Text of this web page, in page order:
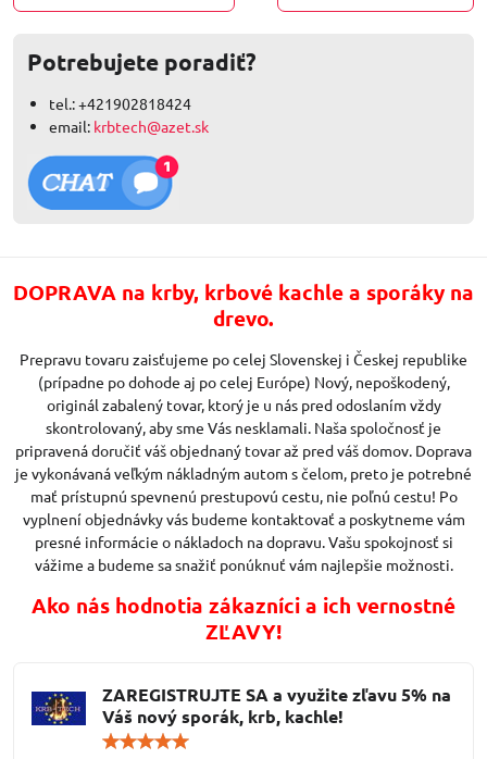
Potrebujete poradiť?
tel.: +421902818424
email: krbtech@azet.sk
DOPRAVA na krby, krbové kachle a sporáky na
drevo.
Prepravu tovaru zaisťujeme po celej Slovenskej i Českej republike
(prípadne po dohode aj po celej Európe) Nový, nepoškodený,
originál zabalený tovar, ktorý je u nás pred odoslaním vždy
skontrolovaný, aby sme Vás nesklamali. Naša spoločnosť je
pripravená doručiť váš objednaný tovar až pred váš domov. Doprava
je vykonávaná veľkým nákladným autom s čelom, preto je potrebné
mať prístupnú spevnenú prestupovú cestu, nie poľnú cestu! Po
vyplnení objednávky vás budeme kontaktovať a poskytneme vám
presné informácie o nákladoch na dopravu. Vašu spokojnosť si
vážime a budeme sa snažiť ponúknuť vám najlepšie možnosti.
Ako nás hodnotia zákazníci a ich vernostné
ZĽAVY!
ZAREGISTRUJTE SA a využite zľavu 5% na
Váš nový sporák, krb, kachle!